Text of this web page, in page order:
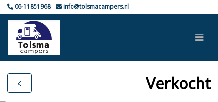
06-11851968 info@tolsmacampers.nl
Verkocht